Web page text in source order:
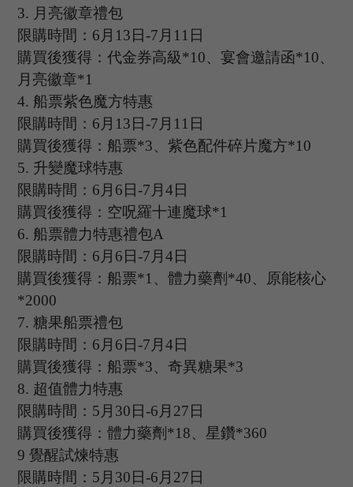
3. 月亮徽章禮包
限購時間： 6 月 13日-7 月 11 日
購買後獲得：代金券高級*10、宴會邀請函*10、
月亮徽章*1
4. 船票紫色魔方特惠
限購時間： 6 月 13日-7 月 11 日
購買後獲得：船票*3、紫色配件碎片魔方*10
5. 升變魔球特惠
限購時間： 6 月 6日-7 月4日
購買後獲得：空呪羅十連魔球*1
6. 船票體力特惠禮包A
限購時間： 6 月 6日-7 月4日
購買後獲得：船票*1、體力藥劑*40、原能核心
*2000
7. 糖果船票禮包
限購時間： 6 月 6日-7 月4日
購買後獲得：船票*3、奇異糖果*3
8. 超值體力特惠
限購時間： 5 月 30日-6 月 27日
購買後獲得：體力藥劑 *18、星鑽*360
9 覺醒試煉特惠
限購時間： 5 月 30日-6 月 27日